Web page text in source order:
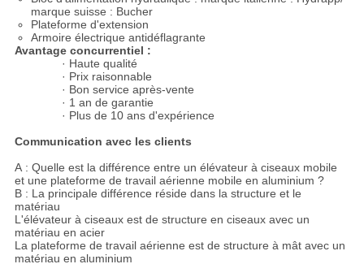
marque suisse : Bucher
Plateforme d'extension
Armoire électrique antidéflagrante
Avantage concurrentiel :
· Haute qualité
· Prix raisonnable
· Bon service après-vente
· 1 an de garantie
· Plus de 10 ans d'expérience
Communication avec les clients
A : Quelle est la différence entre un élévateur à ciseaux mobile
et une plateforme de travail aérienne mobile en aluminium ?
B : La principale différence réside dans la structure et le
matériau
L'élévateur à ciseaux est de structure en ciseaux avec un
matériau en acier
La plateforme de travail aérienne est de structure à mât avec un
matériau en aluminium